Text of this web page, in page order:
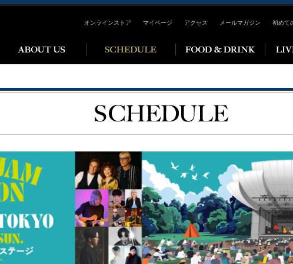
オンラインストア マイページ アクセス メールマガジン 初めて